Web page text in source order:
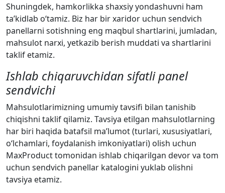
Shuningdek, hamkorlikka shaxsiy yondashuvni ham
ta’kidlab o‘tamiz. Biz har bir xaridor uchun sendvich
panellarni sotishning eng maqbul shartlarini, jumladan,
mahsulot narxi, yetkazib berish muddati va shartlarini
taklif etamiz.
Ishlab chiqaruvchidan sifatli panel
sendvichi
Mahsulotlarimizning umumiy tavsifi bilan tanishib
chiqishni taklif qilamiz. Tavsiya etilgan mahsulotlarning
har biri haqida batafsil ma’lumot (turlari, xususiyatlari,
o‘lchamlari, foydalanish imkoniyatlari) olish uchun
MaxProduct tomonidan ishlab chiqarilgan devor va tom
uchun sendvich panellar katalogini yuklab olishni
tavsiya etamiz.